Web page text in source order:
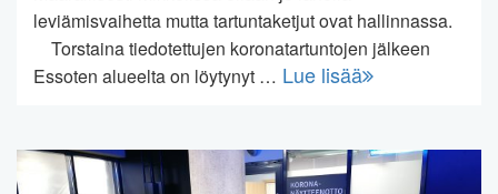
leviämisvaihetta mutta tartuntaketjut ovat hallinnassa.
Torstaina tiedotettujen koronatartuntojen jälkeen
Essoten alueelta on löytynyt … Lue lisää